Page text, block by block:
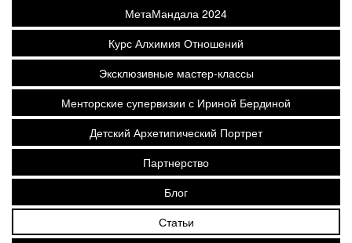
МетаМандала 2024
Курс Алхимия Отношений
Эксклюзивные мастер-классы
Менторские супервизии с Ириной Бердиной
Детский Архетипический Портрет
Партнерство
Блог
Статьи